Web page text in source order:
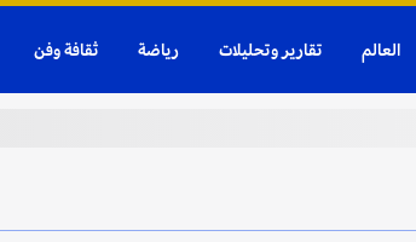
العالم تقارير وتحليلات رياضة ثقافة وفن